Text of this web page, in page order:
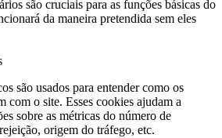
são cruciais para as funções básicas do
da maneira pretendida sem eles
são usados para entender como os
com o site. Esses cookies ajudam a
sobre as métricas do número de
origem do tráfego, etc.